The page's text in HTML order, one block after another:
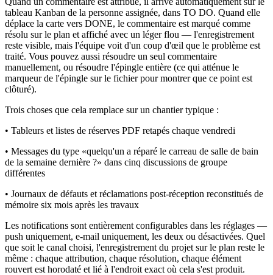
tableau Kanban de la personne assignée, dans TO DO. Quand elle
déplace la carte vers DONE, le commentaire est marqué comme
résolu sur le plan et affiché avec un léger flou — l'enregistrement
reste visible, mais l'équipe voit d'un coup d'œil que le problème est
traité. Vous pouvez aussi résoudre un seul commentaire
manuellement, ou résoudre l'épingle entière (ce qui atténue le
marqueur de l'épingle sur le fichier pour montrer que ce point est
clôturé).
Trois choses que cela remplace sur un chantier typique :
• Tableurs et listes de réserves PDF retapés chaque vendredi
• Messages du type «quelqu'un a réparé le carreau de salle de bain
de la semaine dernière ?» dans cinq discussions de groupe
différentes
• Journaux de défauts et réclamations post-réception reconstitués de
mémoire six mois après les travaux
Les notifications sont entièrement configurables dans les réglages —
push uniquement, e-mail uniquement, les deux ou désactivées. Quel
que soit le canal choisi, l'enregistrement du projet sur le plan reste le
même : chaque attribution, chaque résolution, chaque élément
rouvert est horodaté et lié à l'endroit exact où cela s'est produit.